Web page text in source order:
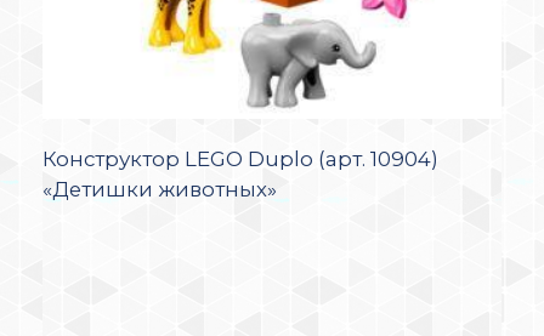
Конструктор LEGO Duplo (арт. 10904)
«Детишки животных»